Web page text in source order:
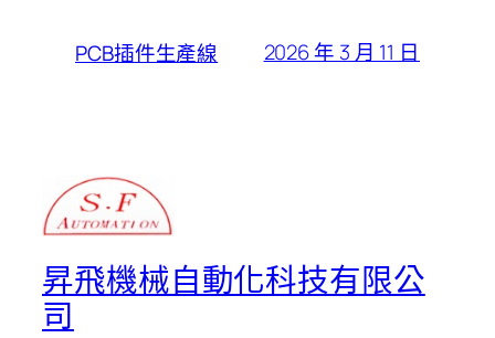
PCB插件生產線 2026 年 3 月 11 日
昇飛機械自動化科技有限公
司